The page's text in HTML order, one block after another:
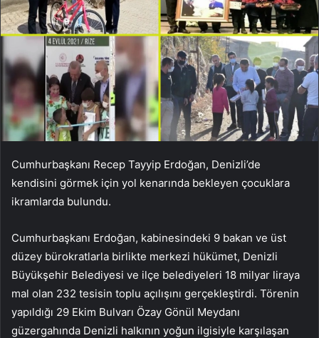
Cumhurbaşkanı Recep Tayyip Erdoğan, Denizli’de
kendisini görmek için yol kenarında bekleyen çocuklara
ikramlarda bulundu.
Cumhurbaşkanı Erdoğan, kabinesindeki 9 bakan ve üst
düzey bürokratlarla birlikte merkezi hükümet, Denizli
Büyükşehir Belediyesi ve ilçe belediyeleri 18 milyar liraya
mal olan 232 tesisin toplu açılışını gerçekleştirdi. Törenin
yapıldığı 29 Ekim Bulvarı Özay Gönül Meydanı
güzergahında Denizli halkının yoğun ilgisiyle karşılaşan